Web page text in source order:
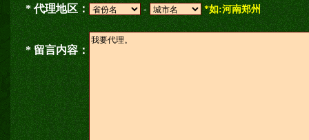
* 代理地区：
- *如:河南郑州
* 留言内容：